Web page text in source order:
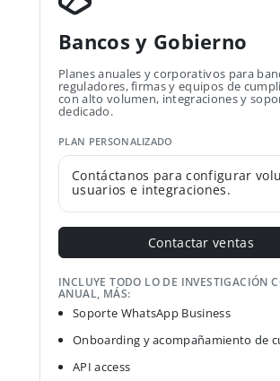
Bancos y Gobierno
Planes anuales y corporativos para
reguladores, firmas y equipos de
con alto volumen, integraciones y
dedicado.
PLAN PERSONALIZADO
Contáctanos para configurar
usuarios e integraciones.
Contactar ventas
INCLUYE TODO LO DE INVESTIGACIÓN
ANUAL, MÁS:
Soporte WhatsApp Business
Onboarding y acompañamiento de
API access